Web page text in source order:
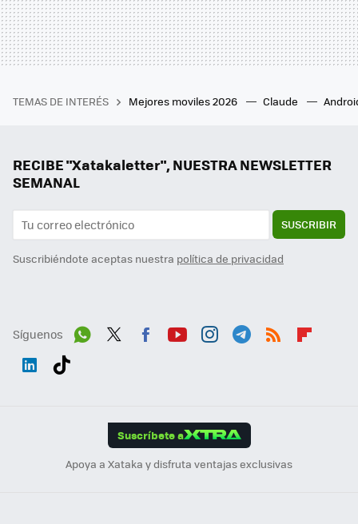
TEMAS DE INTERÉS Mejores moviles 2026 Claude
RECIBE "Xatakaletter", NUESTRA NEWSLETTER
SEMANAL
SUSCRIBIR
Suscribiéndote aceptas nuestra política de privacidad
Síguenos
Suscríbete a
Apoya a Xataka y disfruta ventajas exclusivas